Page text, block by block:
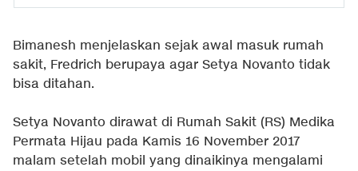
Bimanesh menjelaskan sejak awal masuk rumah
sakit, Fredrich berupaya agar Setya Novanto tidak
bisa ditahan.
Setya Novanto dirawat di Rumah Sakit (RS) Medika
Permata Hijau pada Kamis 16 November 2017
malam setelah mobil yang dinaikinya mengalami